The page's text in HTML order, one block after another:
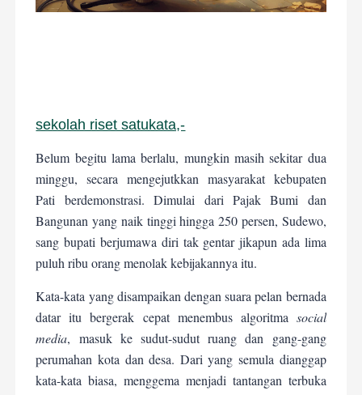
sekolah riset satukata,-
Belum begitu lama berlalu, mungkin masih sekitar dua
minggu, secara mengejutkkan masyarakat kebupaten
Pati berdemonstrasi. Dimulai dari Pajak Bumi dan
Bangunan yang naik tinggi hingga 250 persen, Sudewo,
sang bupati berjumawa diri tak gentar jikapun ada lima
puluh ribu orang menolak kebijakannya itu.
Kata-kata yang disampaikan dengan suara pelan bernada
datar itu bergerak cepat menembus algoritma social
media, masuk ke sudut-sudut ruang dan gang-gang
perumahan kota dan desa. Dari yang semula dianggap
kata-kata biasa, menggema menjadi tantangan terbuka